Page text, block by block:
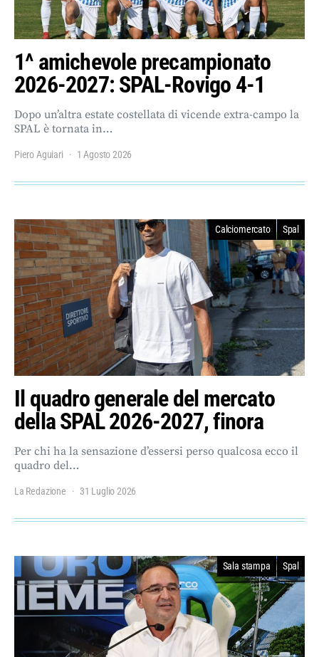
1^ amichevole precampionato
2026-2027: SPAL-Rovigo 4-1
Dopo un’altra estate costellata di vicende extra-campo la
SPAL è tornata in…
Piero Aguiari 1 Agosto 2026
Calciomercato Spal
Il quadro generale del mercato
della SPAL 2026-2027, finora
Per chi ha la sensazione d’essersi perso qualcosa ecco il
quadro del…
La Redazione 31 Luglio 2026
Sala stampa Spal